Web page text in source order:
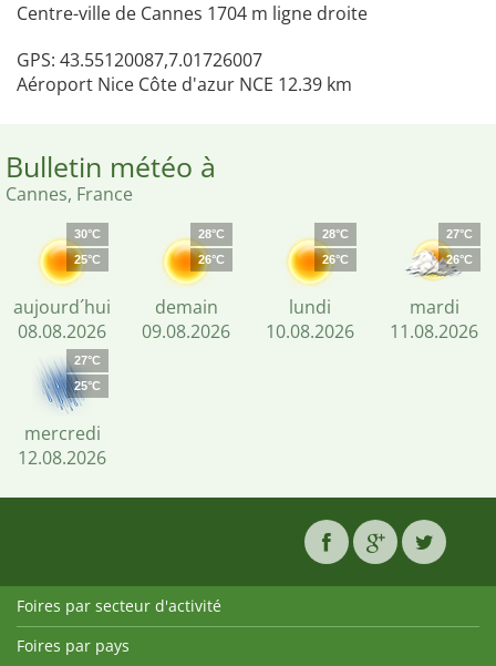
Centre-ville de Cannes 1704 m ligne droite
GPS: 43.55120087,7.01726007
Aéroport Nice Côte d'azur NCE 12.39 km
Bulletin météo à
Cannes, France
30°C
25°C
aujourd´hui
08.08.2026
28°C
26°C
demain
09.08.2026
28°C
26°C
lundi
10.08.2026
27°C
26°C
mardi
11.08.2026
27°C
25°C
mercredi
12.08.2026
Foires par secteur d'activité
Foires par pays